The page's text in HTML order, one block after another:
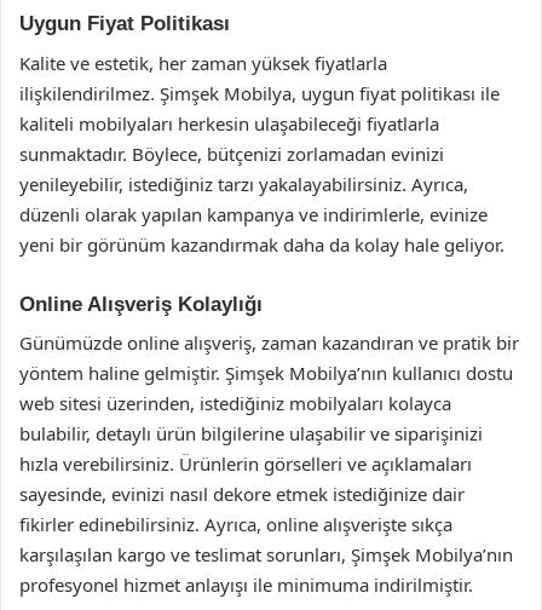
Uygun Fiyat Politikası
Kalite ve estetik, her zaman yüksek fiyatlarla
ilişkilendirilmez. Şimşek Mobilya, uygun fiyat politikası ile
kaliteli mobilyaları herkesin ulaşabileceği fiyatlarla
sunmaktadır. Böylece, bütçenizi zorlamadan evinizi
yenileyebilir, istediğiniz tarzı yakalayabilirsiniz. Ayrıca,
düzenli olarak yapılan kampanya ve indirimlerle, evinize
yeni bir görünüm kazandırmak daha da kolay hale geliyor.
Online Alışveriş Kolaylığı
Günümüzde online alışveriş, zaman kazandıran ve pratik bir
yöntem haline gelmiştir. Şimşek Mobilya’nın kullanıcı dostu
web sitesi üzerinden, istediğiniz mobilyaları kolayca
bulabilir, detaylı ürün bilgilerine ulaşabilir ve siparişinizi
hızla verebilirsiniz. Ürünlerin görselleri ve açıklamaları
sayesinde, evinizi nasıl dekore etmek istediğinize dair
fikirler edinebilirsiniz. Ayrıca, online alışverişte sıkça
karşılaşılan kargo ve teslimat sorunları, Şimşek Mobilya’nın
profesyonel hizmet anlayışı ile minimuma indirilmiştir.